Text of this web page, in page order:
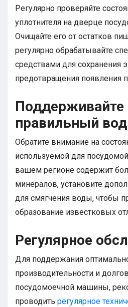
Регулярно проверяйте
уплотнителя на дверце
Очищайте его от остатков
регулярно обрабатывайте
средствами для сохранения
предотвращения появления
Поддерживайте
правильный
Обратите внимание на
используемой для
вашем регионе содержит
минералов, установите
для смягчения воды, чтобы
образование известковых
Регулярное
Для поддержания
производительности и
посудомоечной машины,
проводить регулярное